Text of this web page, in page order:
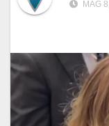
MAG